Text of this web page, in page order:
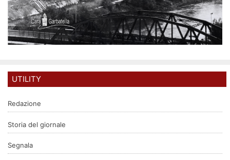
UTILITY
Redazione
Storia del giornale
Segnala